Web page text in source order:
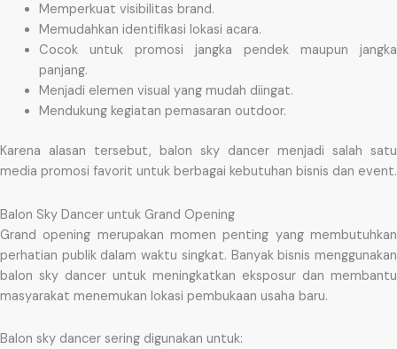
Memperkuat visibilitas brand.
Memudahkan identifikasi lokasi acara.
Cocok untuk promosi jangka pendek maupun jangka
panjang.
Menjadi elemen visual yang mudah diingat.
Mendukung kegiatan pemasaran outdoor.
Karena alasan tersebut, balon sky dancer menjadi salah satu
media promosi favorit untuk berbagai kebutuhan bisnis dan event.
Balon Sky Dancer untuk Grand Opening
Grand opening merupakan momen penting yang membutuhkan
perhatian publik dalam waktu singkat. Banyak bisnis menggunakan
balon sky dancer untuk meningkatkan eksposur dan membantu
masyarakat menemukan lokasi pembukaan usaha baru.
Balon sky dancer sering digunakan untuk: